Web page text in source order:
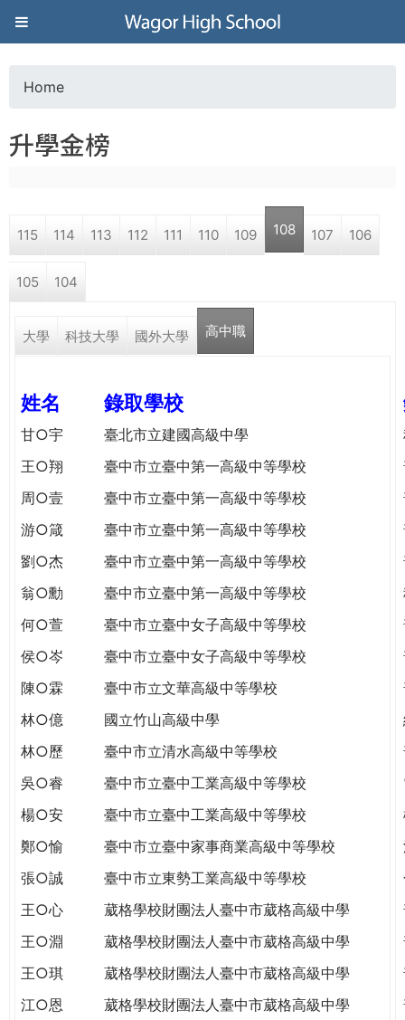
Jump to navigation
葳
格
高
學
格。
民。
TODAY
THE
WORLD
TOMORROW
PUTTING
YOU
THE
PATH
GLOBAL
o
a
r
e
e
r
e
Home
升學金榜
115 114 113 112 111 110 109 108 107 106
105 104
大學 科技大學 國外大學 高中職
姓名 錄取學校
甘○宇 臺北市立建國高級中學
王○翔
臺中市立臺中第一高級中等學校
周○壹
臺中市立臺中第一高級中等學校
游○箴
臺中市立臺中第一高級中等學校
劉○杰
臺中市立臺中第一高級中等學校
翁○勳
臺中市立臺中第一高級中等學校
何○萱
臺中市立臺中女子高級中等學校
侯○岑
臺中市立臺中女子高級中等學校
陳○霖
臺中市立文華高級中等學校
林○億
國立竹山高級中學
林○歷
臺中市立清水高級中等學校
吳○睿
臺中市立臺中工業高級中等學校
楊○安
臺中市立臺中工業高級中等學校
鄭○愉
臺中市立臺中家事商業高級中等學校
張○誠
臺中市立東勢工業高級中等學校
王○心
葳格學校財團法人臺中市葳格高級中學
王○淵
葳格學校財團法人臺中市葳格高級中學
王○琪
葳格學校財團法人臺中市葳格高級中學
江○恩
葳格學校財團法人臺中市葳格高級中學